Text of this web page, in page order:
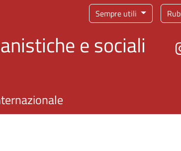
Sempre utili
e sociali